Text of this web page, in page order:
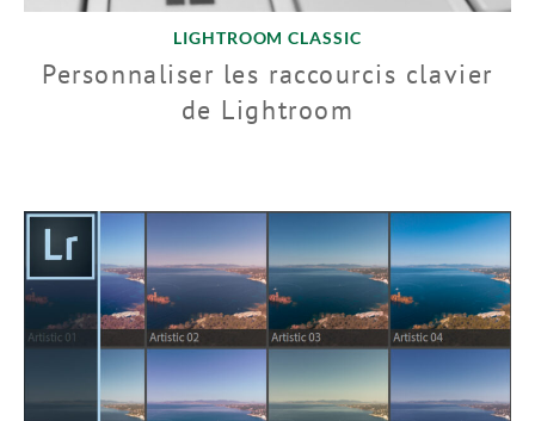
LIGHTROOM CLASSIC
Personnaliser les raccourcis clavier
de Lightroom